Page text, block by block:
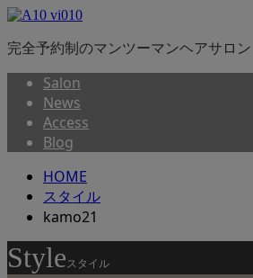
完全予約制のマンツーマンヘアサロン
Salon
News
Access
Blog
HOME
スタイル
kamo21
Styleスタイル